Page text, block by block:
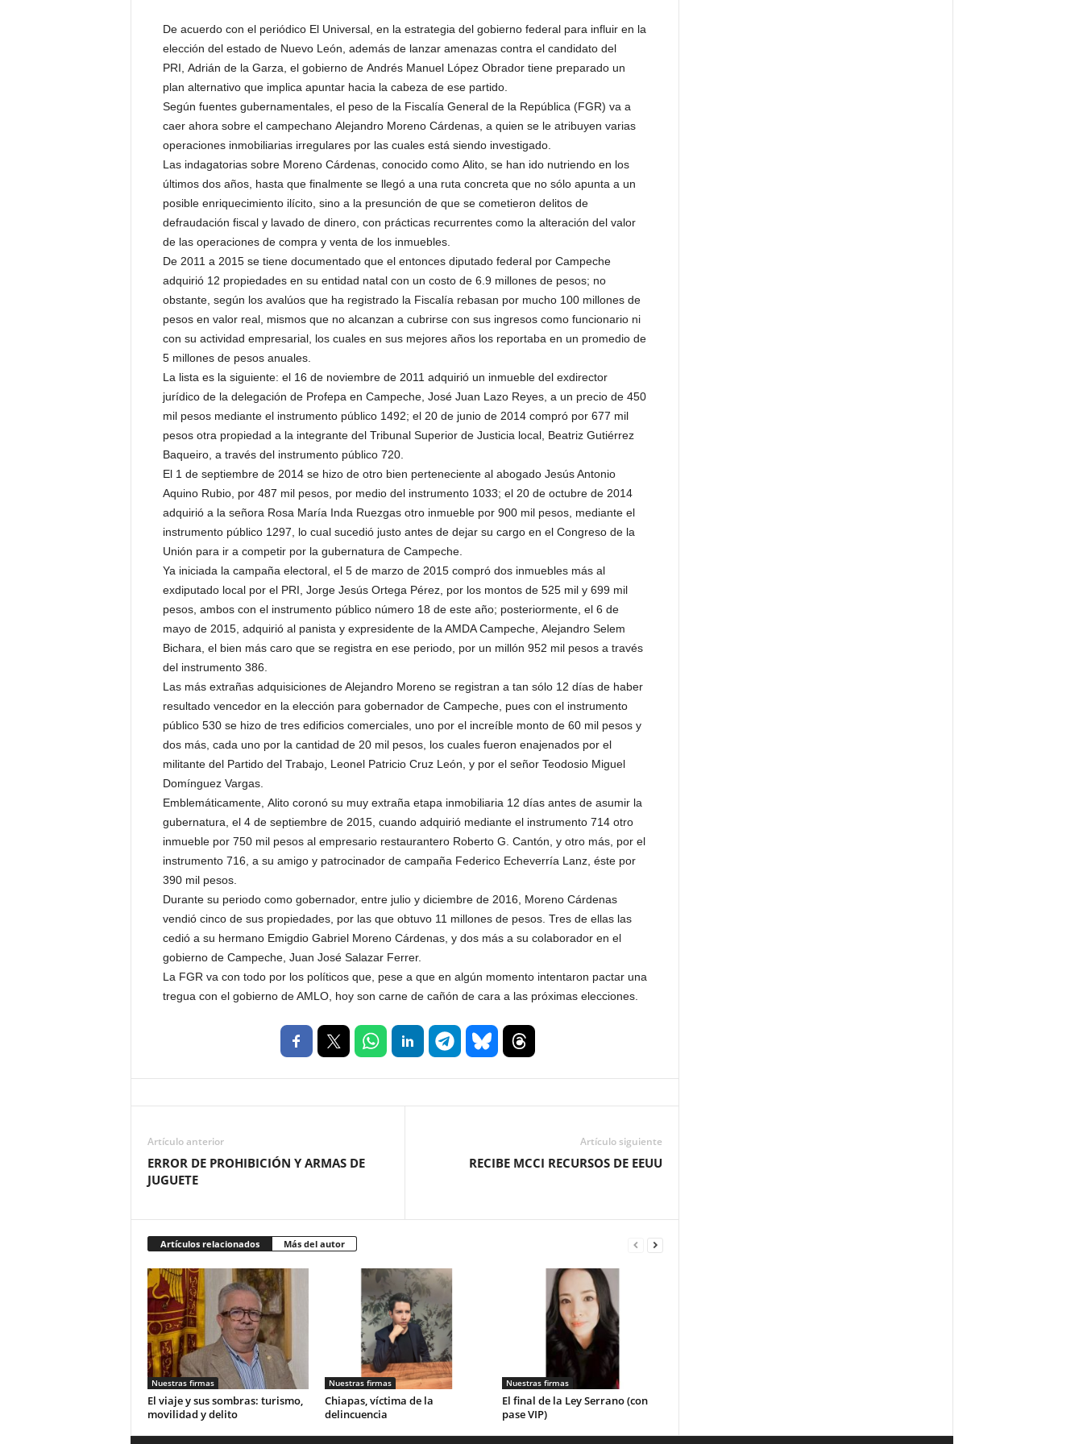
De acuerdo con el periódico El Universal, en la estrategia del gobierno federal para influir en la
elección del estado de Nuevo León, además de lanzar amenazas contra el candidato del
PRI, Adrián de la Garza, el gobierno de Andrés Manuel López Obrador tiene preparado un
plan alternativo que implica apuntar hacia la cabeza de ese partido.
Según fuentes gubernamentales, el peso de la Fiscalía General de la República (FGR) va a
caer ahora sobre el campechano Alejandro Moreno Cárdenas, a quien se le atribuyen varias
operaciones inmobiliarias irregulares por las cuales está siendo investigado.
Las indagatorias sobre Moreno Cárdenas, conocido como Alito, se han ido nutriendo en los
últimos dos años, hasta que finalmente se llegó a una ruta concreta que no sólo apunta a un
posible enriquecimiento ilícito, sino a la presunción de que se cometieron delitos de
defraudación fiscal y lavado de dinero, con prácticas recurrentes como la alteración del valor
de las operaciones de compra y venta de los inmuebles.
De 2011 a 2015 se tiene documentado que el entonces diputado federal por Campeche
adquirió 12 propiedades en su entidad natal con un costo de 6.9 millones de pesos; no
obstante, según los avalúos que ha registrado la Fiscalía rebasan por mucho 100 millones de
pesos en valor real, mismos que no alcanzan a cubrirse con sus ingresos como funcionario ni
con su actividad empresarial, los cuales en sus mejores años los reportaba en un promedio de
5 millones de pesos anuales.
La lista es la siguiente: el 16 de noviembre de 2011 adquirió un inmueble del exdirector
jurídico de la delegación de Profepa en Campeche, José Juan Lazo Reyes, a un precio de 450
mil pesos mediante el instrumento público 1492; el 20 de junio de 2014 compró por 677 mil
pesos otra propiedad a la integrante del Tribunal Superior de Justicia local, Beatriz Gutiérrez
Baqueiro, a través del instrumento público 720.
El 1 de septiembre de 2014 se hizo de otro bien perteneciente al abogado Jesús Antonio
Aquino Rubio, por 487 mil pesos, por medio del instrumento 1033; el 20 de octubre de 2014
adquirió a la señora Rosa María Inda Ruezgas otro inmueble por 900 mil pesos, mediante el
instrumento público 1297, lo cual sucedió justo antes de dejar su cargo en el Congreso de la
Unión para ir a competir por la gubernatura de Campeche.
Ya iniciada la campaña electoral, el 5 de marzo de 2015 compró dos inmuebles más al
exdiputado local por el PRI, Jorge Jesús Ortega Pérez, por los montos de 525 mil y 699 mil
pesos, ambos con el instrumento público número 18 de este año; posteriormente, el 6 de
mayo de 2015, adquirió al panista y expresidente de la AMDA Campeche, Alejandro Selem
Bichara, el bien más caro que se registra en ese periodo, por un millón 952 mil pesos a través
del instrumento 386.
Las más extrañas adquisiciones de Alejandro Moreno se registran a tan sólo 12 días de haber
resultado vencedor en la elección para gobernador de Campeche, pues con el instrumento
público 530 se hizo de tres edificios comerciales, uno por el increíble monto de 60 mil pesos y
dos más, cada uno por la cantidad de 20 mil pesos, los cuales fueron enajenados por el
militante del Partido del Trabajo, Leonel Patricio Cruz León, y por el señor Teodosio Miguel
Domínguez Vargas.
Emblemáticamente, Alito coronó su muy extraña etapa inmobiliaria 12 días antes de asumir la
gubernatura, el 4 de septiembre de 2015, cuando adquirió mediante el instrumento 714 otro
inmueble por 750 mil pesos al empresario restaurantero Roberto G. Cantón, y otro más, por el
instrumento 716, a su amigo y patrocinador de campaña Federico Echeverría Lanz, éste por
390 mil pesos.
Durante su periodo como gobernador, entre julio y diciembre de 2016, Moreno Cárdenas
vendió cinco de sus propiedades, por las que obtuvo 11 millones de pesos. Tres de ellas las
cedió a su hermano Emigdio Gabriel Moreno Cárdenas, y dos más a su colaborador en el
gobierno de Campeche, Juan José Salazar Ferrer.
La FGR va con todo por los políticos que, pese a que en algún momento intentaron pactar una
tregua con el gobierno de AMLO, hoy son carne de cañón de cara a las próximas elecciones.
Artículo anterior
ERROR DE PROHIBICIÓN Y ARMAS DE
JUGUETE
Artículo siguiente
RECIBE MCCI RECURSOS DE EEUU
Artículos relacionados Más del autor
Nuestras firmas
El viaje y sus sombras: turismo,
movilidad y delito
Nuestras firmas
Chiapas, víctima de la
delincuencia
Nuestras firmas
El final de la Ley Serrano (con
pase VIP)